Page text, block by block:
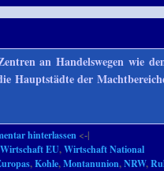
an Handelswegen wie
Hauptstädte der
hinterlassen <-|
Wirtschaft EU,Wirtschaft National
,Kohle,Montanunion,NRW,